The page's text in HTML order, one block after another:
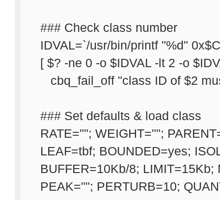
### Check class number
IDVAL=`/usr/bin/printf "%d"
[ $? -ne 0 -o $IDVAL -lt 2 -o
cbq_fail_off "class ID of $2
### Set defaults & load class
RATE=""; WEIGHT="";
LEAF=tbf; BOUNDED=yes;
BUFFER=10Kb/8; LIMIT=15Kb;
PEAK=""; PERTURB=10;